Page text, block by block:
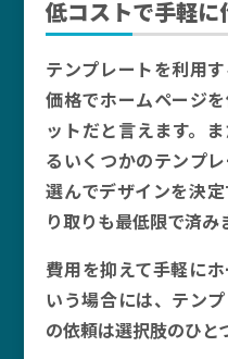
低コストで手軽に
テンプレートを利用
価格でホームページ
ットだと言えます。
るいくつかのテンプ
選んでデザインを決
り取りも最低限で済み
費用を抑えて手軽に
いう場合には、テン
の依頼は選択肢のひと